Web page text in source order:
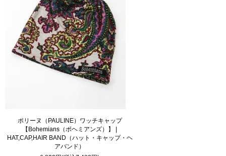
ポリーヌ（PAULINE）ワッチキャップ
【Bohemians（ボヘミアンズ）】 |
HAT,CAP,HAIR BAND（ハット・キャップ・ヘ
アバンド）